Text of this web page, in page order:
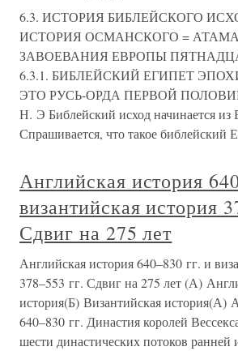
6.3. ИСТОРИЯ БИБЛЕЙСКОГО
ИСТОРИЯ ОСМАНСКОГО =
ЗАВОЕВАНИЯ ЕВРОПЫ
6.3.1. БИБЛЕЙСКИЙ ЕГИПЕТ
ЭТО РУСЬ-ОРДА ПЕРВОЙ
Н. Э Библейский исход начинается из
Спрашивается, что такое библейский
Английская история
византийская история
Сдвиг на 275 лет
Английская история 640–830 гг. и
378–553 гг. Сдвиг на 275 лет (А)
история(Б) Византийская история(А)
640–830 гг. Династия королей
шести династических потоков